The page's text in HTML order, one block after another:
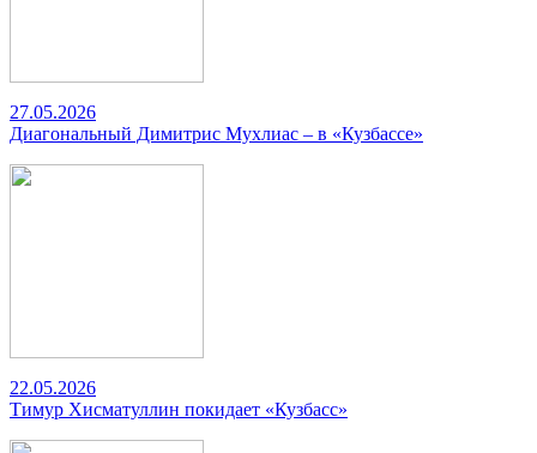
27.05.2026
Диагональный Димитрис Мухлиас – в «Кузбассе»
22.05.2026
Тимур Хисматуллин покидает «Кузбасс»